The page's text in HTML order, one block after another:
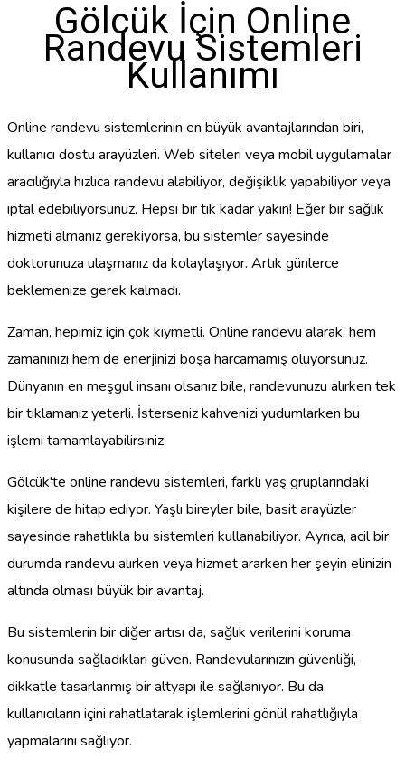
Gölcük İçin Online
Randevu Sistemleri
Kullanımı
Online randevu sistemlerinin en büyük avantajlarından biri,
kullanıcı dostu arayüzleri. Web siteleri veya mobil uygulamalar
aracılığıyla hızlıca randevu alabiliyor, değişiklik yapabiliyor veya
iptal edebiliyorsunuz. Hepsi bir tık kadar yakın! Eğer bir sağlık
hizmeti almanız gerekiyorsa, bu sistemler sayesinde
doktorunuza ulaşmanız da kolaylaşıyor. Artık günlerce
beklemenize gerek kalmadı.
Zaman, hepimiz için çok kıymetli. Online randevu alarak, hem
zamanınızı hem de enerjinizi boşa harcamamış oluyorsunuz.
Dünyanın en meşgul insanı olsanız bile, randevunuzu alırken tek
bir tıklamanız yeterli. İsterseniz kahvenizi yudumlarken bu
işlemi tamamlayabilirsiniz.
Gölcük'te online randevu sistemleri, farklı yaş gruplarındaki
kişilere de hitap ediyor. Yaşlı bireyler bile, basit arayüzler
sayesinde rahatlıkla bu sistemleri kullanabiliyor. Ayrıca, acil bir
durumda randevu alırken veya hizmet ararken her şeyin elinizin
altında olması büyük bir avantaj.
Bu sistemlerin bir diğer artısı da, sağlık verilerini koruma
konusunda sağladıkları güven. Randevularınızın güvenliği,
dikkatle tasarlanmış bir altyapı ile sağlanıyor. Bu da,
kullanıcıların içini rahatlatarak işlemlerini gönül rahatlığıyla
yapmalarını sağlıyor.